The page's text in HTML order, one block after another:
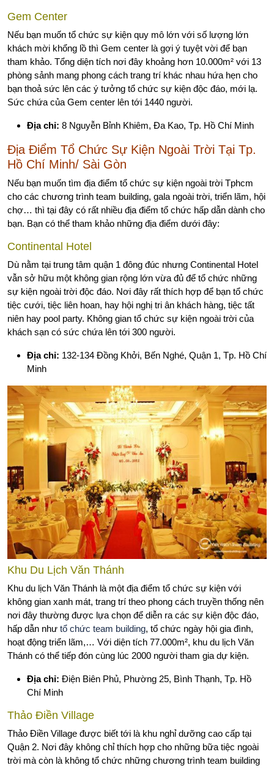
Gem Center
Nếu bạn muốn tổ chức sự kiện quy mô lớn với số lượng lớn
khách mời khổng lồ thì Gem center là gợi ý tuyệt vời để bạn
tham khảo. Tổng diện tích nơi đây khoảng hơn 10.000m² với 13
phòng sảnh mang phong cách trang trí khác nhau hứa hẹn cho
bạn thoả sức lên các ý tưởng tổ chức sự kiện độc đáo, mới lạ.
Sức chứa của Gem center lên tới 1440 người.
Địa chỉ: 8 Nguyễn Bỉnh Khiêm, Đa Kao, Tp. Hồ Chí Minh
Địa Điểm Tổ Chức Sự Kiện Ngoài Trời Tại Tp.
Hồ Chí Minh/ Sài Gòn
Nếu bạn muốn tìm địa điểm tổ chức sự kiện ngoài trời Tphcm
cho các chương trình team building, gala ngoài trời, triển lãm, hội
chợ… thì tại đây có rất nhiều địa điểm tổ chức hấp dẫn dành cho
bạn. Bạn có thể tham khảo những địa điểm dưới đây:
Continental Hotel
Dù nằm tại trung tâm quận 1 đông đúc nhưng Continental Hotel
vẫn sở hữu một không gian rộng lớn vừa đủ để tổ chức những
sự kiện ngoài trời độc đáo. Nơi đây rất thích hợp để bạn tổ chức
tiệc cưới, tiệc liên hoan, hay hội nghị tri ân khách hàng, tiệc tất
niên hay pool party. Không gian tổ chức sự kiện ngoài trời của
khách sạn có sức chứa lên tới 300 người.
Địa chỉ: 132-134 Đồng Khởi, Bến Nghé, Quận 1, Tp. Hồ Chí
Minh
Khu Du Lịch Văn Thánh
Khu du lịch Văn Thánh là một địa điểm tổ chức sự kiện với
không gian xanh mát, trang trí theo phong cách truyền thống nên
nơi đây thường được lựa chọn để diễn ra các sự kiện độc đáo,
hấp dẫn như tổ chức team building, tổ chức ngày hội gia đình,
hoạt động triển lãm,… Với diện tích 77.000m², khu du lịch Văn
Thánh có thể tiếp đón cùng lúc 2000 người tham gia dự kiện.
Địa chỉ: Điện Biên Phủ, Phường 25, Bình Thạnh, Tp. Hồ
Chí Minh
Thảo Điền Village
Thảo Điền Village được biết tới là khu nghỉ dưỡng cao cấp tại
Quận 2. Nơi đây không chỉ thích hợp cho những bữa tiệc ngoài
trời mà còn là không tổ chức những chương trình team building